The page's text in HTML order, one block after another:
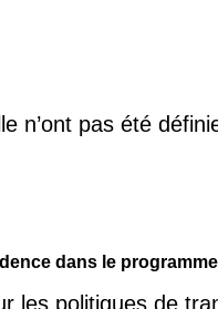
n’ont pas été
dans le programme
les politiques de